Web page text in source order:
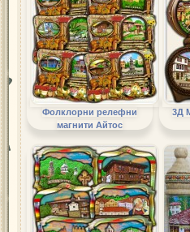
Фолклорни релефни
магнити Айтос
3Д